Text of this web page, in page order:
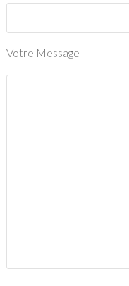
Votre Message